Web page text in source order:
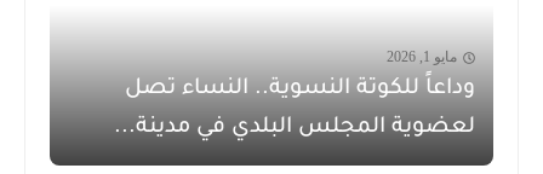
مايو 1, 2026
وداعاً للكوتة النسوية.. النساء تصل
لعضوية المجلس البلدي في مدينة...